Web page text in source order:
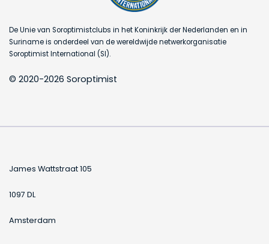
De Unie van Soroptimistclubs in het Koninkrijk der Nederlanden en in
Suriname is onderdeel van de wereldwijde netwerkorganisatie
Soroptimist International (SI).
© 2020-2026 Soroptimist
James Wattstraat 105
1097 DL
Amsterdam